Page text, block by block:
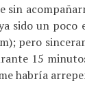
sin
sido un
pero
15
habría